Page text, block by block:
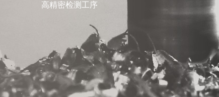
高精密检测工序